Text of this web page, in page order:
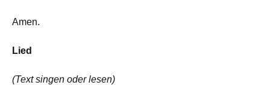
Amen.
Lied
(Text singen oder lesen)